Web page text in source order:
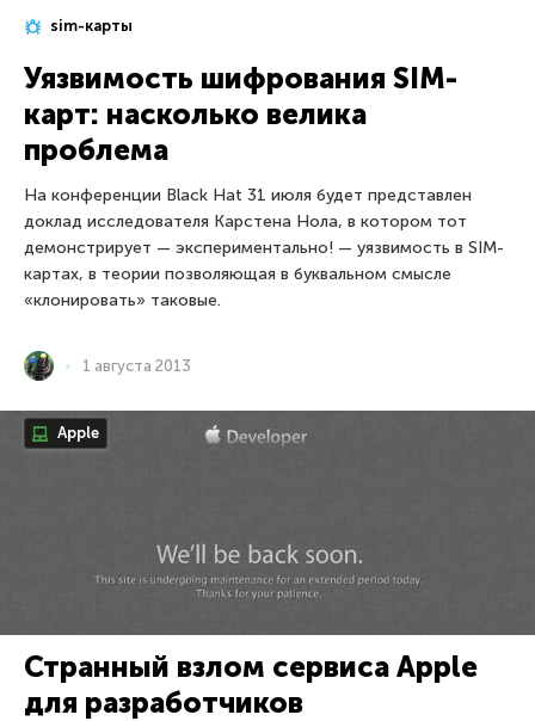
sim-карты
Уязвимость шифрования SIM-
карт: насколько велика
проблема
На конференции Black Hat 31 июля будет представлен
доклад исследователя Карстена Нола, в котором тот
демонстрирует — экспериментально! — уязвимость в SIM-
картах, в теории позволяющая в буквальном смысле
«клонировать» таковые.
1 августа 2013
Apple
Странный взлом сервиса Apple
для разработчиков